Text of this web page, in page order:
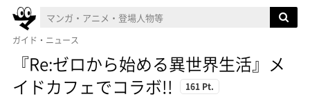
ガイド・ニュース
『Re:ゼロから始める異世界生活』メ
イドカフェでコラボ!!
161 Pt.